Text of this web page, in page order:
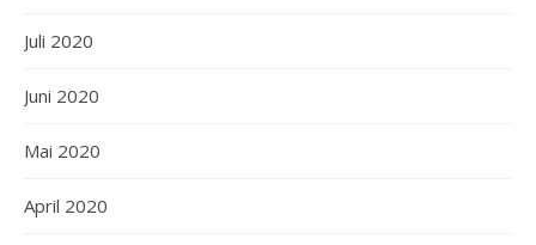
Juli 2020
Juni 2020
Mai 2020
April 2020